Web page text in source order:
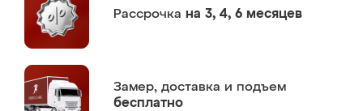
Рассрочка на 3, 4, 6 месяцев
Замер, доставка и подъем
бесплатно